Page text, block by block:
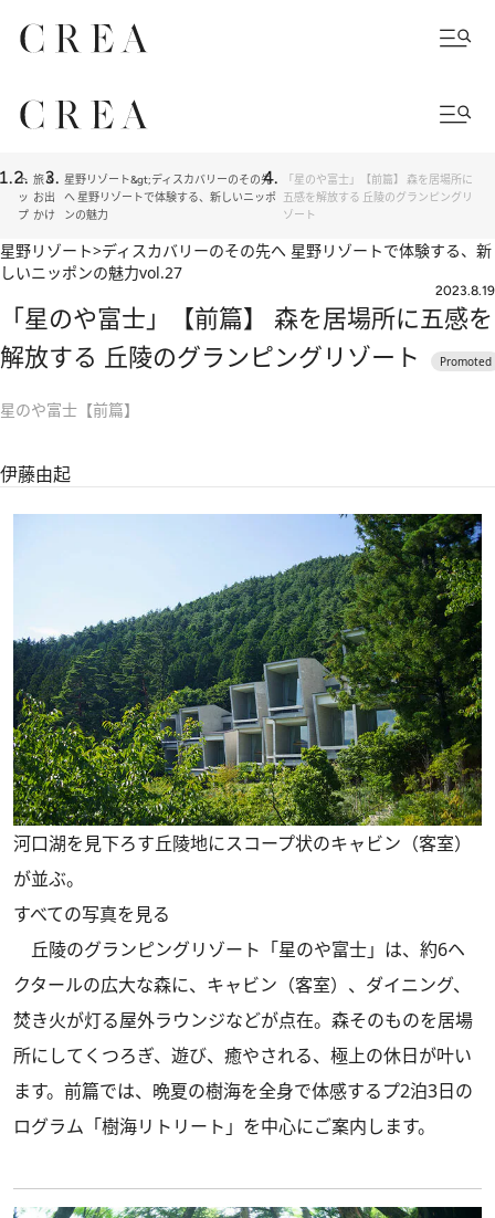
ト
ッ
プ
旅＆
お出
かけ
星野リゾート&gt;ディスカバリーのその先
へ 星野リゾートで体験する、新しいニッポ
ンの魅力
「星のや富士」【前篇】 森を居場所に
五感を解放する 丘陵のグランピングリ
ゾート
星野リゾート>ディスカバリーのその先へ 星野リゾートで体験する、新
しいニッポンの魅力vol.27
2023.8.19
「星のや富士」【前篇】 森を居場所に五感を
解放する 丘陵のグランピングリゾート
星のや富士【前篇】
伊藤由起
河口湖を見下ろす丘陵地にスコープ状のキャビン（客室）
が並ぶ。
すべての写真を見る
丘陵のグランピングリゾート「星のや富士」は、約6ヘ
クタールの広大な森に、キャビン（客室）、ダイニング、
焚き火が灯る屋外ラウンジなどが点在。森そのものを居場
所にしてくつろぎ、遊び、癒やされる、極上の休日が叶い
ます。前篇では、晩夏の樹海を全身で体感するプ2泊3日の
ログラム「樹海リトリート」を中心にご案内します。